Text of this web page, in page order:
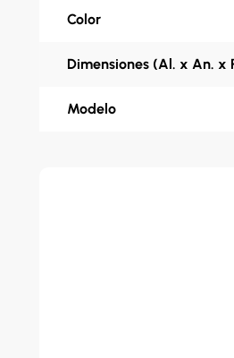
Color
Dimensiones (Al. x An. x
Modelo